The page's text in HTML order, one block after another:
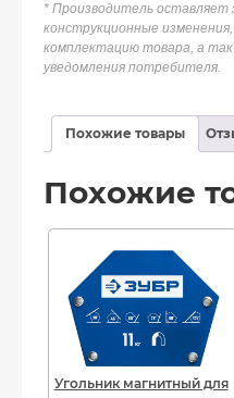
* Производитель оставляет
конструкционные
комплектацию товара, а
уведомления потребителя.
Похожие товары
Похожие
Угольник магнитный для